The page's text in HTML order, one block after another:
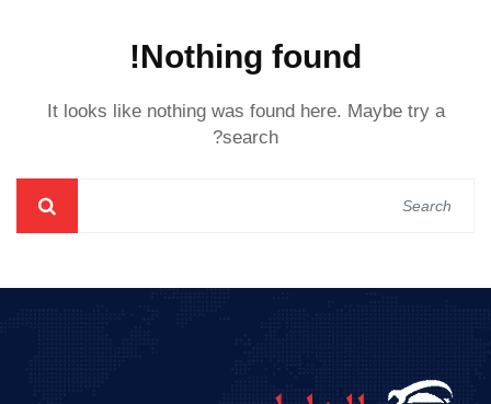
Nothing found!
It looks like nothing was found here. Maybe try a
search?